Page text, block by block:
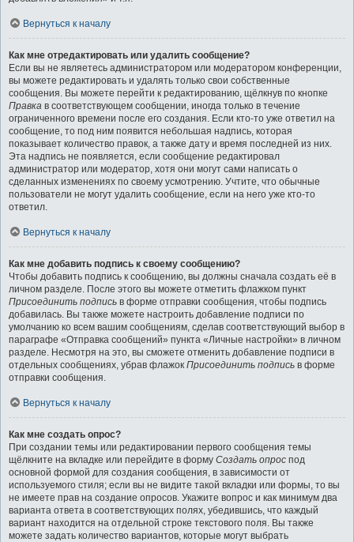
Вернуться к началу
Как мне отредактировать или удалить сообщение?
Если вы не являетесь администратором или модератором конференции,
вы можете редактировать и удалять только свои собственные
сообщения. Вы можете перейти к редактированию, щёлкнув по кнопке
Правка в соответствующем сообщении, иногда только в течение
ограниченного времени после его создания. Если кто-то уже ответил на
сообщение, то под ним появится небольшая надпись, которая
показывает количество правок, а также дату и время последней из них.
Эта надпись не появляется, если сообщение редактировал
администратор или модератор, хотя они могут сами написать о
сделанных изменениях по своему усмотрению. Учтите, что обычные
пользователи не могут удалить сообщение, если на него уже кто-то
ответил.
Вернуться к началу
Как мне добавить подпись к своему сообщению?
Чтобы добавить подпись к сообщению, вы должны сначала создать её в
личном разделе. После этого вы можете отметить флажком пункт
Присоединить подпись в форме отправки сообщения, чтобы подпись
добавилась. Вы также можете настроить добавление подписи по
умолчанию ко всем вашим сообщениям, сделав соответствующий выбор в
параграфе «Отправка сообщений» пункта «Личные настройки» в личном
разделе. Несмотря на это, вы сможете отменить добавление подписи в
отдельных сообщениях, убрав флажок Присоединить подпись в форме
отправки сообщения.
Вернуться к началу
Как мне создать опрос?
При создании темы или редактировании первого сообщения темы
щёлкните на вкладке или перейдите в форму Создать опрос под
основной формой для создания сообщения, в зависимости от
используемого стиля; если вы не видите такой вкладки или формы, то вы
не имеете прав на создание опросов. Укажите вопрос и как минимум два
варианта ответа в соответствующих полях, убедившись, что каждый
вариант находится на отдельной строке текстового поля. Вы также
можете задать количество вариантов, которые могут выбрать